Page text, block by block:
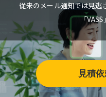
従来のメール通知では見逃
「
見積